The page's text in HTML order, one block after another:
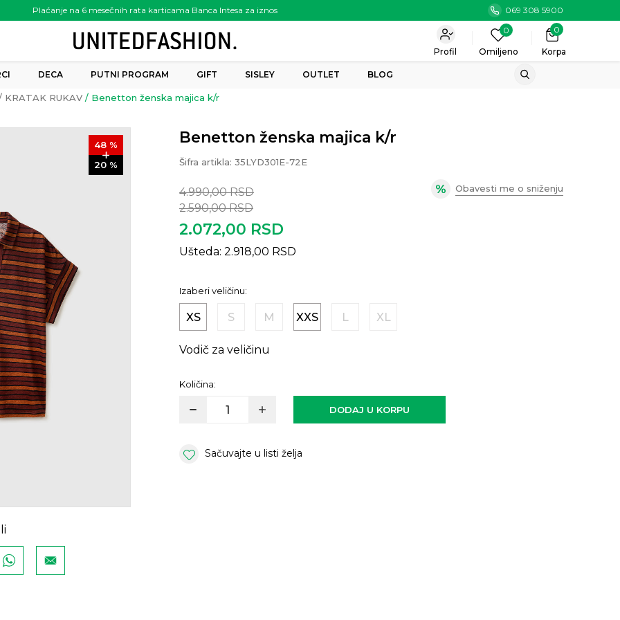
Plaćanje na 6 mesečnih rata karticama Banca Intesa za iznos
preko 6.000.00 rsd
069 308 5900
Korpa
0
0
Omiljeno
Profil
DECA PUTNI PROGRAM GIFT SISLEY OUTLET BLOG
KRATAK RUKAV Benetton ženska majica k/r
48 %
20 %
Benetton ženska majica k/r
Šifra artikla: 35LYD301E-72E
4.990,00 RSD
2.590,00 RSD
2.072,00 RSD
Ušteda: 2.918,00 RSD
Obavesti me o sniženju
Izaberi veličinu:
XS S M XXS L XL
Vodič za veličinu
Količina:
DODAJ U KORPU
Sačuvajte u listi želja